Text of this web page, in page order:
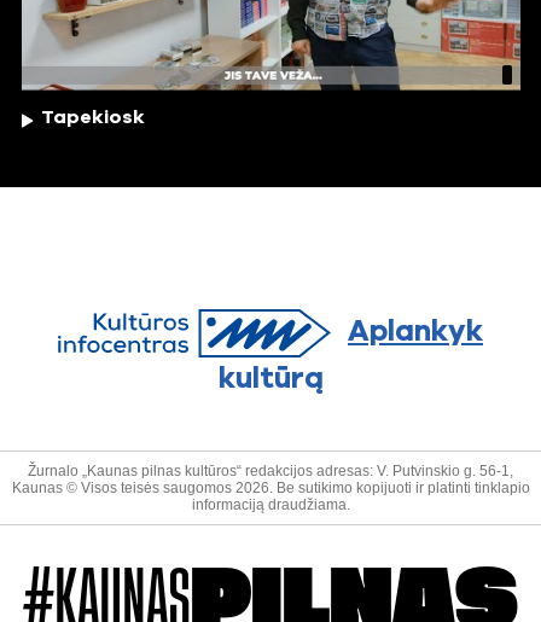
Tapekiosk
Aplankyk
kultūrą
Žurnalo „Kaunas pilnas kultūros“ redakcijos adresas: V. Putvinskio g. 56-1,
Kaunas © Visos teisės saugomos 2026. Be sutikimo kopijuoti ir platinti tinklapio
informaciją draudžiama.
#KAUNAS PILNAS